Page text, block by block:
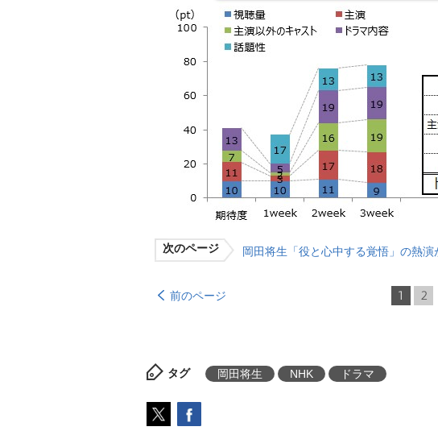
次のページ 岡田将生「役と心中する覚悟」の熱
前のページ 1 2
タグ 岡田将生 NHK ドラマ